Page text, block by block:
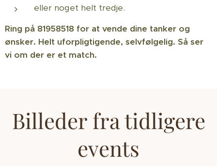
eller noget helt tredje.
Ring på 81958518 for at vende dine tanker og
ønsker. Helt uforpligtigende, selvfølgelig. Så ser
vi om der er et match.
Billeder fra tidligere
events